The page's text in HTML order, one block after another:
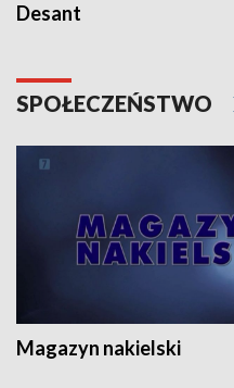
Desant
SPOŁECZEŃSTWO
Magazyn nakielski